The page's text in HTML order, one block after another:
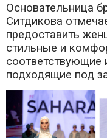
Основательница
Ситдикова
предоставить
стильные и
соответствующие
подходящие под